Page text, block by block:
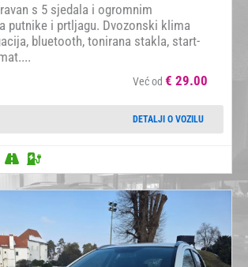
s 5 sjedala i ogromnim
putnike i prtljagu. Dvozonski klima
bluetooth, tonirana stakla, start-
Već od € 29.00
DETALJI O VOZILU